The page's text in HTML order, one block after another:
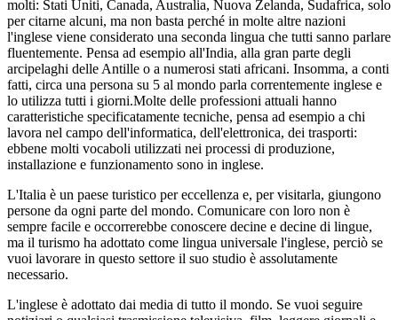
molti: Stati Uniti, Canada, Australia, Nuova Zelanda, Sudafrica, solo
per citarne alcuni, ma non basta perché in molte altre nazioni
l'inglese viene considerato una seconda lingua che tutti sanno parlare
fluentemente. Pensa ad esempio all'India, alla gran parte degli
arcipelaghi delle Antille o a numerosi stati africani. Insomma, a conti
fatti, circa una persona su 5 al mondo parla correntemente inglese e
lo utilizza tutti i giorni.Molte delle professioni attuali hanno
caratteristiche specificatamente tecniche, pensa ad esempio a chi
lavora nel campo dell'informatica, dell'elettronica, dei trasporti:
ebbene molti vocaboli utilizzati nei processi di produzione,
installazione e funzionamento sono in inglese.
L'Italia è un paese turistico per eccellenza e, per visitarla, giungono
persone da ogni parte del mondo. Comunicare con loro non è
sempre facile e occorrerebbe conoscere decine e decine di lingue,
ma il turismo ha adottato come lingua universale l'inglese, perciò se
vuoi lavorare in questo settore il suo studio è assolutamente
necessario.
L'inglese è adottato dai media di tutto il mondo. Se vuoi seguire